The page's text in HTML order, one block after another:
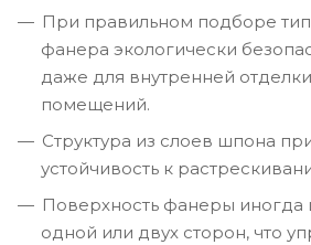
При правильном подборе
фанера экологически
даже для внутренней
помещений.
Структура из слоев шпона
устойчивость к
Поверхность фанеры иногда
одной или двух сторон, что